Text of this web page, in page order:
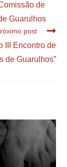
de
Guarulhos
post
III Encontro de
de Guarulhos”